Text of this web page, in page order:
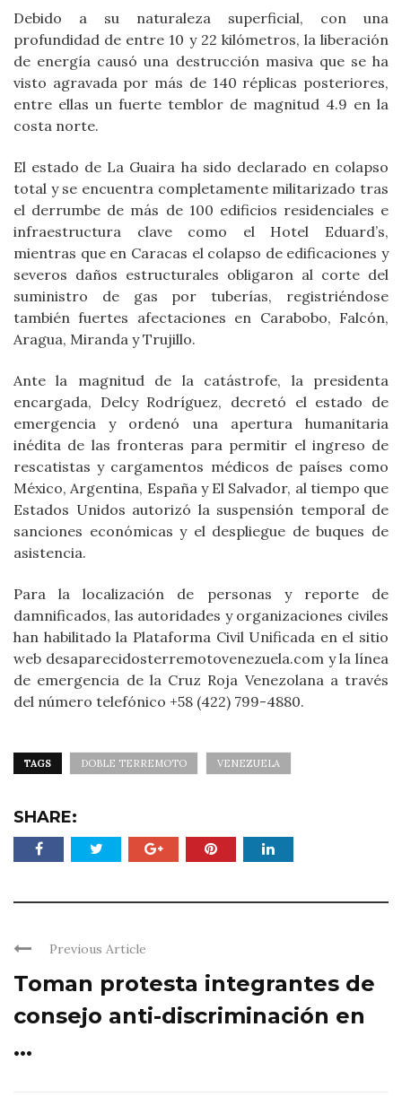
Debido a su naturaleza superficial, con una
profundidad de entre 10 y 22 kilómetros, la liberación
de energía causó una destrucción masiva que se ha
visto agravada por más de 140 réplicas posteriores,
entre ellas un fuerte temblor de magnitud 4.9 en la
costa norte.
El estado de La Guaira ha sido declarado en colapso
total y se encuentra completamente militarizado tras
el derrumbe de más de 100 edificios residenciales e
infraestructura clave como el Hotel Eduard’s,
mientras que en Caracas el colapso de edificaciones y
severos daños estructurales obligaron al corte del
suministro de gas por tuberías, registriéndose
también fuertes afectaciones en Carabobo, Falcón,
Aragua, Miranda y Trujillo.
Ante la magnitud de la catástrofe, la presidenta
encargada, Delcy Rodríguez, decretó el estado de
emergencia y ordenó una apertura humanitaria
inédita de las fronteras para permitir el ingreso de
rescatistas y cargamentos médicos de países como
México, Argentina, España y El Salvador, al tiempo que
Estados Unidos autorizó la suspensión temporal de
sanciones económicas y el despliegue de buques de
asistencia.
Para la localización de personas y reporte de
damnificados, las autoridades y organizaciones civiles
han habilitado la Plataforma Civil Unificada en el sitio
web desaparecidosterremotovenezuela.com y la línea
de emergencia de la Cruz Roja Venezolana a través
del número telefónico +58 (422) 799-4880.
TAGS DOBLE TERREMOTO VENEZUELA
SHARE:
Previous Article
Toman protesta integrantes de
consejo anti-discriminación en
...